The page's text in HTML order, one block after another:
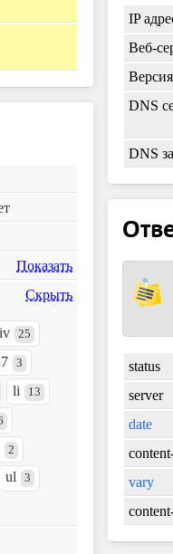
Показать
Скрыть
25
3
li 13
2
ul 3
IP
Веб-
DNS
DNS
status
server
date
vary